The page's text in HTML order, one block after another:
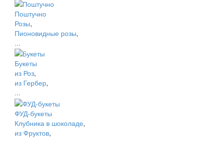
Поштучно
Розы,
Пионовидные розы,
...
Букеты
из Роз,
из Гербер,
...
ФУД-букеты
Клубника в шоколаде,
из Фруктов,